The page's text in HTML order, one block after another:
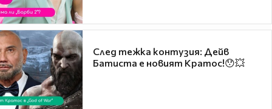
След тежка контузия: Дейв
Батиста е новият Кратос!😯💥